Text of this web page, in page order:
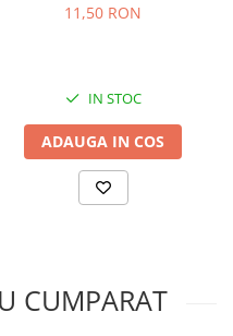
11,50 RON
IN STOC
ADAUGA IN COS
CUMPARAT